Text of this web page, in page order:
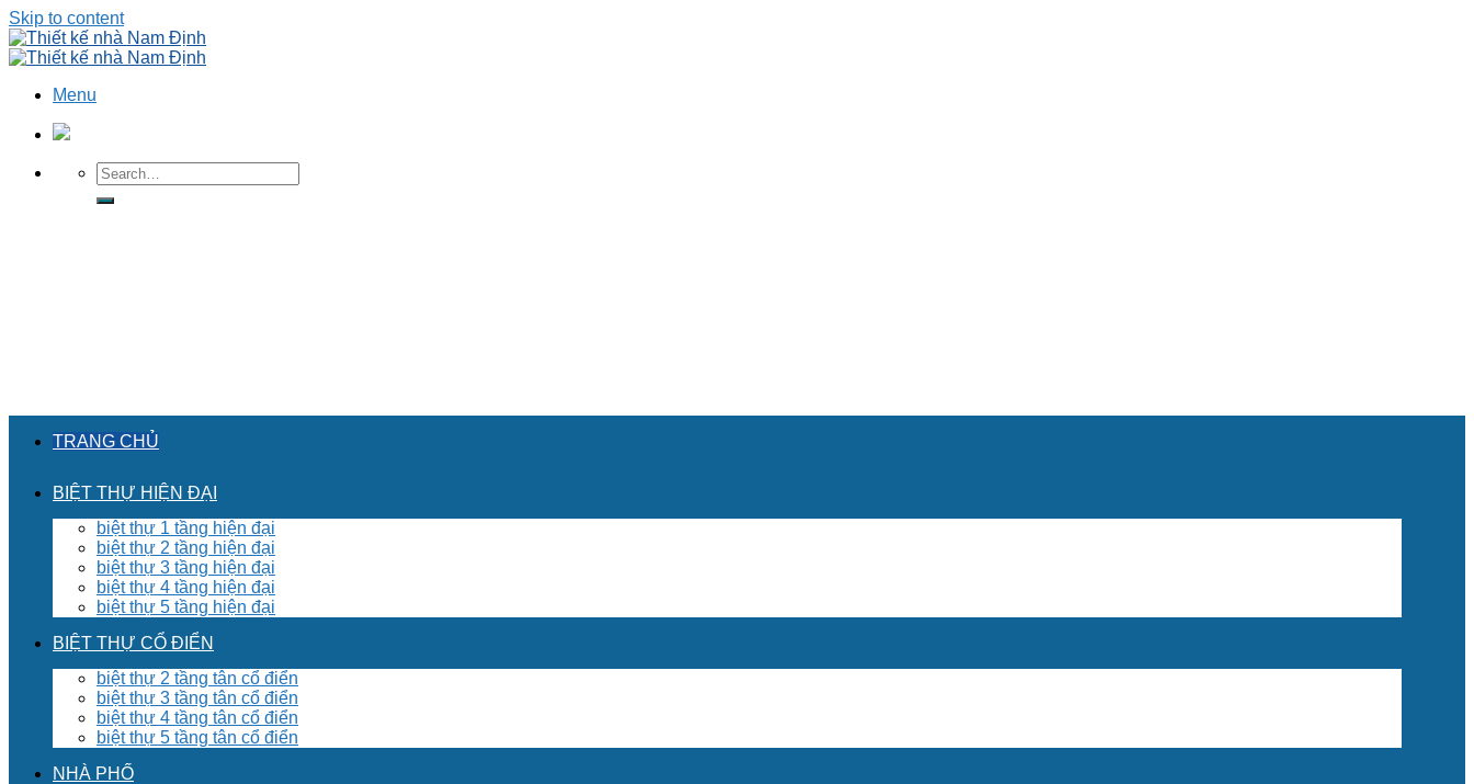
Skip to content
Menu
TRANG CHỦ
BIỆT THỰ HIỆN ĐẠI
biệt thự 1 tầng hiện đại
biệt thự 2 tầng hiện đại
biệt thự 3 tầng hiện đại
biệt thự 4 tầng hiện đại
biệt thự 5 tầng hiện đại
BIỆT THỰ CỔ ĐIỂN
biệt thự 2 tầng tân cổ điển
biệt thự 3 tầng tân cổ điển
biệt thự 4 tầng tân cổ điển
biệt thự 5 tầng tân cổ điển
NHÀ PHỐ